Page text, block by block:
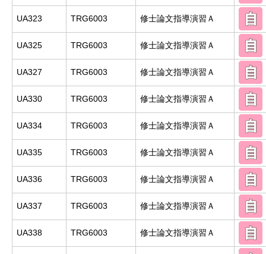
UA323 TRG6003 修士論文指導演習Ａ
UA325 TRG6003 修士論文指導演習Ａ
UA327 TRG6003 修士論文指導演習Ａ
UA330 TRG6003 修士論文指導演習Ａ
UA334 TRG6003 修士論文指導演習Ａ
UA335 TRG6003 修士論文指導演習Ａ
UA336 TRG6003 修士論文指導演習Ａ
UA337 TRG6003 修士論文指導演習Ａ
UA338 TRG6003 修士論文指導演習Ａ